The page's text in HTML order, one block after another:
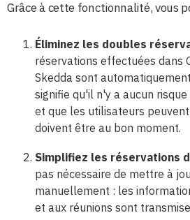
Grâce à cette fonctionnalité, vous
Éliminez les doubles
réservations effectuées dans
Skedda sont
signifie qu'il n'y a aucun
et que les utilisateurs
doivent être au bon moment.
Simplifiez les réservations
pas nécessaire de mettre à
manuellement : les
et aux réunions sont